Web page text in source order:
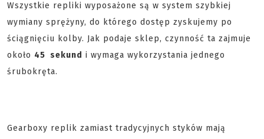
Wszystkie repliki wyposażone są w system szybkiej
wymiany sprężyny, do którego dostęp zyskujemy po
ściągnięciu kolby. Jak podaje sklep, czynność ta zajmuje
około 45 sekund i wymaga wykorzystania jednego
śrubokręta.
Gearboxy replik zamiast tradycyjnych styków mają